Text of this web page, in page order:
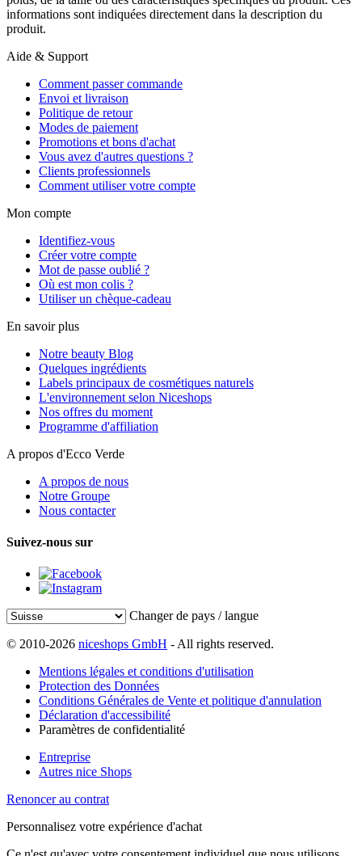
informations sont indiquées directement dans la description du
produit.
Aide & Support
Comment passer commande
Envoi et livraison
Politique de retour
Modes de paiement
Promotions et bons d'achat
Vous avez d'autres questions ?
Clients professionnels
Comment utiliser votre compte
Mon compte
Identifiez-vous
Créer votre compte
Mot de passe oublié ?
Où est mon colis ?
Utiliser un chèque-cadeau
En savoir plus
Notre beauty Blog
Quelques ingrédients
Labels principaux de cosmétiques naturels
L'environnement selon Niceshops
Nos offres du moment
Programme d'affiliation
A propos d'Ecco Verde
A propos de nous
Notre Groupe
Nous contacter
Suivez-nous sur
Changer de pays / langue
© 2010-2026 niceshops GmbH - All rights reserved.
Mentions légales et conditions d'utilisation
Protection des Données
Conditions Générales de Vente et politique d'annulation
Déclaration d'accessibilité
Paramètres de confidentialité
Entreprise
Autres nice Shops
Renoncer au contrat
Personnalisez votre expérience d'achat